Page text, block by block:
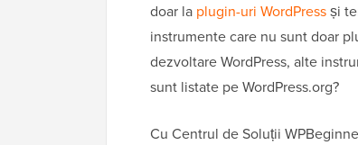
doar la plugin-uri WordPressși
instrumente care nu sunt doar
dezvoltare WordPress, alte
sunt listate pe WordPress.org?
Cu Centrul de Soluții